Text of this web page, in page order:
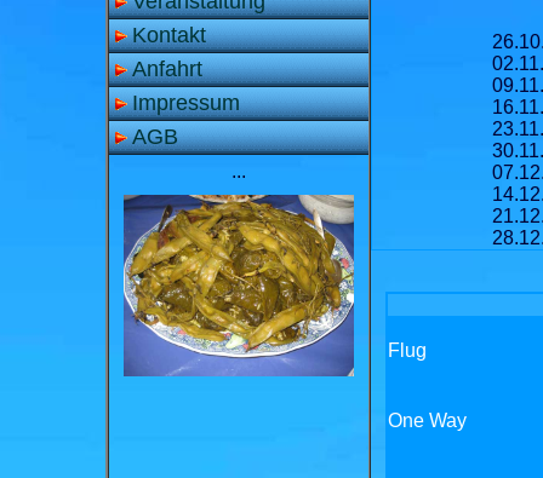
Kontakt
Anfahrt
Impressum
AGB
...
Flug
One Way